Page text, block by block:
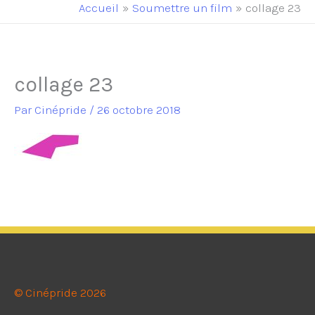
principal
Accueil Soumettre un film collage 23
collage 23
Par Cinépride / 26 octobre 2018
© Cinépride 2026